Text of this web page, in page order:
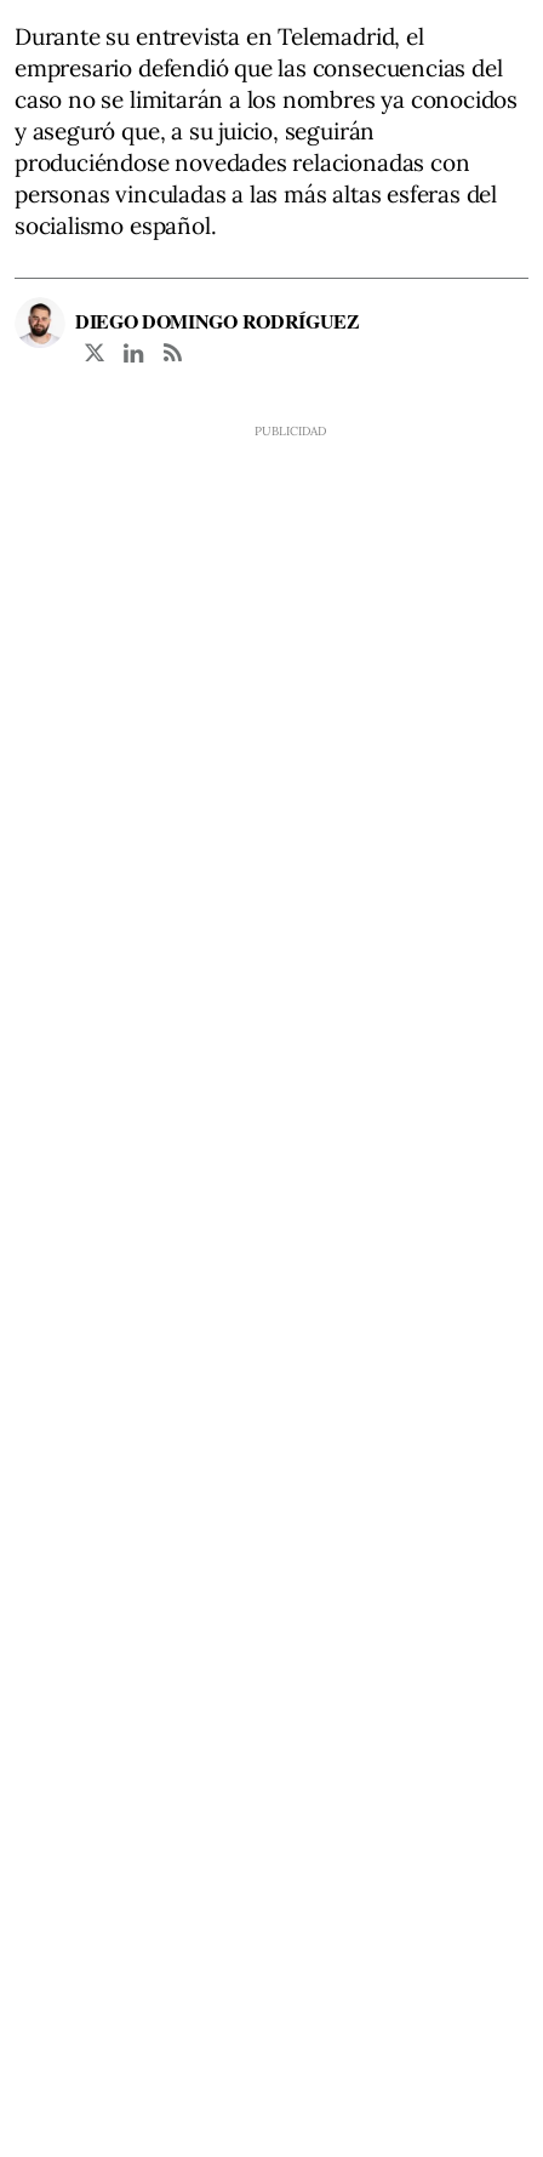
Durante su entrevista en Telemadrid, el
empresario defendió que las consecuencias del
caso no se limitarán a los nombres ya conocidos
y aseguró que, a su juicio, seguirán
produciéndose novedades relacionadas con
personas vinculadas a las más altas esferas del
socialismo español.
DIEGO DOMINGO RODRÍGUEZ